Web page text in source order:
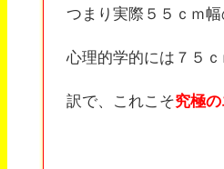
つまり実際５５ｃｍ
心理的学的には７５
訳で、これこそ究極